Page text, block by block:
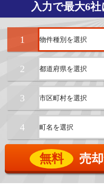
入力で最大6社
1
2
3
4
無料 売